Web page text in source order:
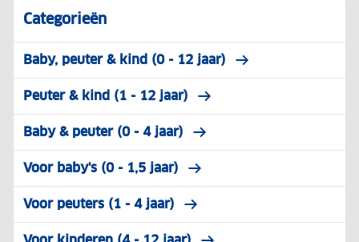
Categorieën
Baby, peuter & kind (0 - 12 jaar)
Peuter & kind (1 - 12 jaar)
Baby & peuter (0 - 4 jaar)
Voor baby's (0 - 1,5 jaar)
Voor peuters (1 - 4 jaar)